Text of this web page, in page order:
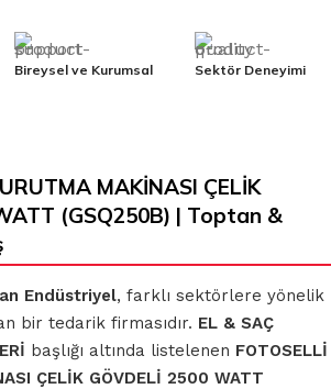
Bireysel ve Kurumsal Sektör Deneyimi
MAKİNASI ÇELİK
(GSQ250B) | Toptan &
Endüstriyel, farklı sektörlere yönelik
bir tedarik firmasıdır. EL & SAÇ
başlığı altında listelenen FOTOSELLİ
ÇELİK GÖVDELİ 2500 WATT